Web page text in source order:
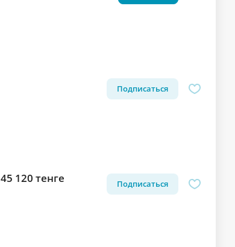
Подписаться
45 120 тенге Подписаться